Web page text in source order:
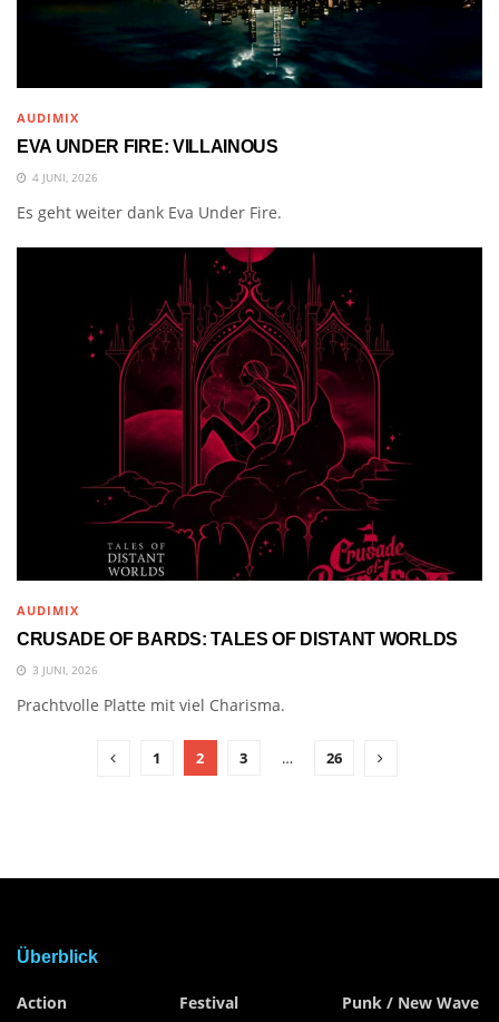
AUDIMIX
EVA UNDER FIRE: VILLAINOUS
4 JUNI, 2026
Es geht weiter dank Eva Under Fire.
AUDIMIX
CRUSADE OF BARDS: TALES OF DISTANT WORLDS
3 JUNI, 2026
Prachtvolle Platte mit viel Charisma.
1 2 3 … 26
Überblick
Action
Festival
Punk / New Wave